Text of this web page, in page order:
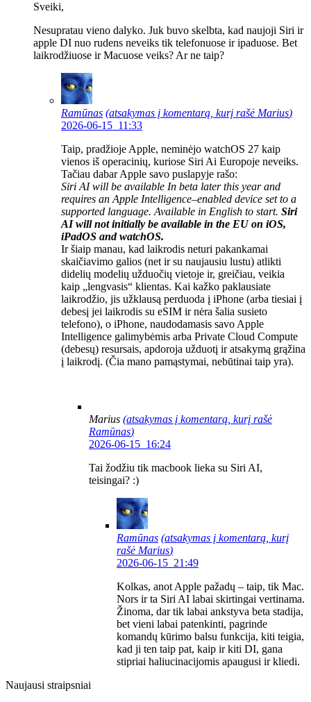
Sveiki,
Nesupratau vieno dalyko. Juk buvo skelbta, kad naujoji Siri ir
apple DI nuo rudens neveiks tik telefonuose ir ipaduose. Bet
laikrodžiuose ir Macuose veiks? Ar ne taip?
Ramūnas (atsakymas į komentarą, kurį rašė Marius)
2026-06-15 11:33
Taip, pradžioje Apple, neminėjo watchOS 27 kaip
vienos iš operacinių, kuriose Siri Ai Europoje neveiks.
Tačiau dabar Apple savo puslapyje rašo:
Siri AI will be available In beta later this year and
requires an Apple Intelligence–enabled device set to a
supported language. Available in English to start. Siri
AI will not initially be available in the EU on iOS,
iPadOS and watchOS.
Ir šiaip manau, kad laikrodis neturi pakankamai
skaičiavimo galios (net ir su naujausiu lustu) atlikti
didelių modelių užduočių vietoje ir, greičiau, veikia
kaip „lengvasis“ klientas. Kai kažko paklausiate
laikrodžio, jis užklausą perduoda į iPhone (arba tiesiai į
debesį jei laikrodis su eSIM ir nėra šalia susieto
telefono), o iPhone, naudodamasis savo Apple
Intelligence galimybėmis arba Private Cloud Compute
(debesų) resursais, apdoroja užduotį ir atsakymą grąžina
į laikrodį. (Čia mano pamąstymai, nebūtinai taip yra).
Marius (atsakymas į komentarą, kurį rašė
Ramūnas)
2026-06-15 16:24
Tai žodžiu tik macbook lieka su Siri AI,
teisingai? :)
Ramūnas (atsakymas į komentarą, kurį
rašė Marius)
2026-06-15 21:49
Kolkas, anot Apple pažadų – taip, tik Mac.
Nors ir ta Siri AI labai skirtingai vertinama.
Žinoma, dar tik labai ankstyva beta stadija,
bet vieni labai patenkinti, pagrinde
komandų kūrimo balsu funkcija, kiti teigia,
kad ji ten taip pat, kaip ir kiti DI, gana
stipriai haliucinacijomis apaugusi ir kliedi.
Naujausi straipsniai